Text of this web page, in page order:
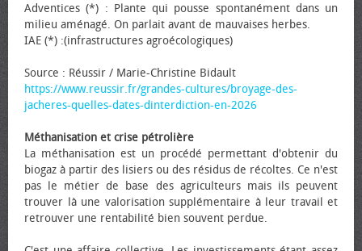
Adventices (*) : Plante qui pousse spontanément dans un
milieu aménagé. On parlait avant de mauvaises herbes.
IAE (*) :(infrastructures agroécologiques)
Source : Réussir / Marie-Christine Bidault
https://www.reussir.fr/grandes-cultures/broyage-des-
jacheres-quelles-dates-dinterdiction-en-2026
Méthanisation et crise pétrolière
La méthanisation est un procédé permettant d'obtenir du
biogaz à partir des lisiers ou des résidus de récoltes. Ce n'est
pas le métier de base des agriculteurs mais ils peuvent
trouver là une valorisation supplémentaire à leur travail et
retrouver une rentabilité bien souvent perdue.